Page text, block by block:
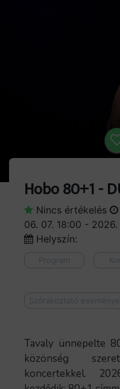
Hobo 80+1 -
Nincs értékelés
06. 07. 18:00 -
Helyszín:
Program
Szórakoztató
Tavaly ünnepelte
közönség
koncertekkel.